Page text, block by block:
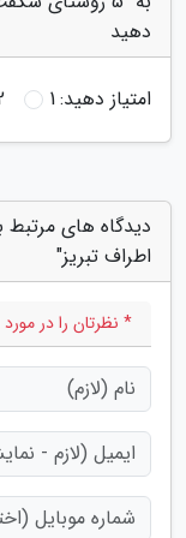
دهید
امتیاز دهید:1
اطراف تبریز"
* نظرتان را در مورد